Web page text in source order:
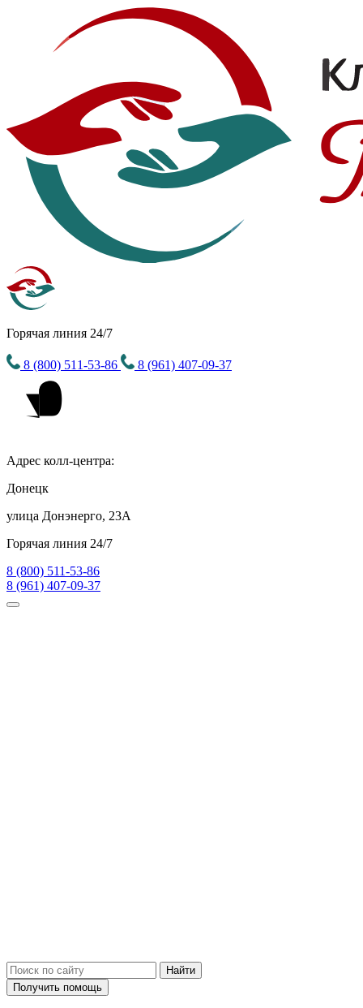
Горячая линия 24/7
8 (800) 511-53-86 8 (961) 407-09-37
Адрес колл-центра:
Донецк
улица Донэнерго, 23А
Горячая линия 24/7
8 (800) 511-53-86
8 (961) 407-09-37
Получить помощь